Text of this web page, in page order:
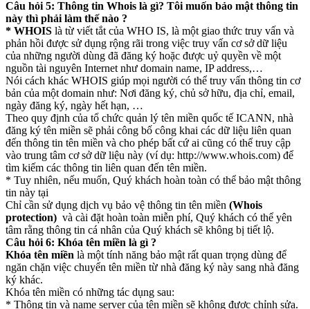
Câu hỏi 5: Thông tin Whois là gì? Tôi muốn bảo mật thông tin
này thì phải làm thế nào ?
* WHOIS là từ viết tắt của WHO IS, là một giao thức truy vấn và
phản hồi được sử dụng rộng rãi trong việc truy vấn cơ sở dữ liệu
của những người dùng đã đăng ký hoặc được uỷ quyền về một
nguồn tài nguyên Internet như domain name, IP address,…
Nói cách khác WHOIS giúp mọi người có thể truy vấn thông tin cơ
bản của một domain như: Nơi đăng ký, chủ sở hữu, địa chỉ, email,
ngày đăng ký, ngày hết hạn, …
Theo quy định của tổ chức quản lý tên miền quốc tế ICANN, nhà
đăng ký tên miền sẽ phải công bố công khai các dữ liệu liên quan
đến thông tin tên miền và cho phép bất cứ ai cũng có thể truy cập
vào trung tâm cơ sở dữ liệu này (ví dụ: http://www.whois.com) để
tìm kiếm các thông tin liên quan đến tên miền.
* Tuy nhiên, nếu muốn, Quý khách hoàn toàn có thể bảo mật thông
tin này tại
Chỉ cần sử dụng dịch vụ bảo vệ thông tin tên miền (Whois
protection) và cài đặt hoàn toàn miễn phí, Quý khách có thể yên
tâm rằng thông tin cá nhân của Quý khách sẽ không bị tiết lộ.
Câu hỏi 6: Khóa tên miền là gì ?
Khóa tên miền là một tính năng bảo mật rất quan trọng dùng để
ngăn chặn việc chuyển tên miền từ nhà đăng ký này sang nhà đăng
ký khác.
Khóa tên miền có những tác dụng sau:
* Thông tin và name server của tên miền sẽ không được chỉnh sửa.